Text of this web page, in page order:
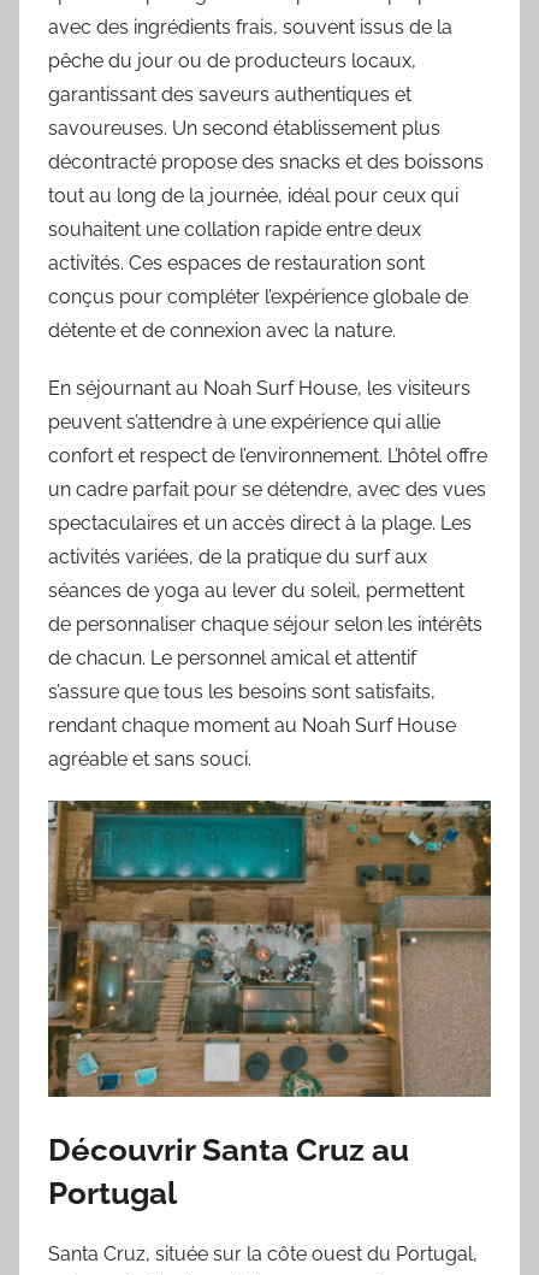
avec des ingrédients frais, souvent issus de la
pêche du jour ou de producteurs locaux,
garantissant des saveurs authentiques et
savoureuses. Un second établissement plus
décontracté propose des snacks et des boissons
tout au long de la journée, idéal pour ceux qui
souhaitent une collation rapide entre deux
activités. Ces espaces de restauration sont
conçus pour compléter l’expérience globale de
détente et de connexion avec la nature.
En séjournant au Noah Surf House, les visiteurs
peuvent s’attendre à une expérience qui allie
confort et respect de l’environnement. L’hôtel offre
un cadre parfait pour se détendre, avec des vues
spectaculaires et un accès direct à la plage. Les
activités variées, de la pratique du surf aux
séances de yoga au lever du soleil, permettent
de personnaliser chaque séjour selon les intérêts
de chacun. Le personnel amical et attentif
s’assure que tous les besoins sont satisfaits,
rendant chaque moment au Noah Surf House
agréable et sans souci.
Découvrir Santa Cruz au
Portugal
Santa Cruz, située sur la côte ouest du Portugal,